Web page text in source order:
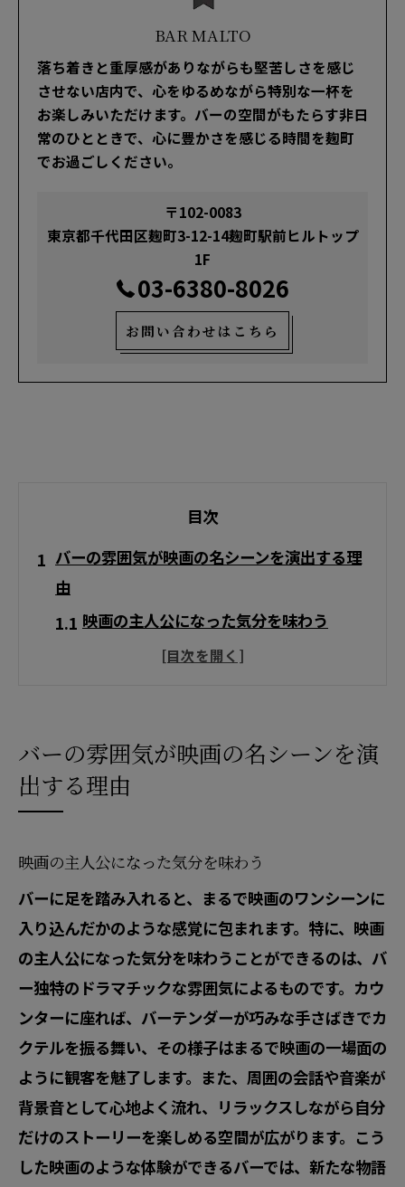
BAR MALTO
落ち着きと重厚感がありながらも堅苦しさを感じ
させない店内で、心をゆるめながら特別な一杯を
お楽しみいただけます。バーの空間がもたらす非日
常のひとときで、心に豊かさを感じる時間を麹町
でお過ごしください。
〒102-0083
東京都千代田区麹町3-12-14麹町駅前ヒルトップ
1F
03-6380-8026
お問い合わせはこちら
目次
バーの雰囲気が映画の名シーンを演出する理
由
映画の主人公になった気分を味わう
照明とインテリアが物語を引き立てる
映画のようなスタッフのもてなし
訪れる人々が織り成すドラマ
クラシックカクテルが織り成すストーリ
オリジナルカクテルの裏に隠された物語
映画にインスパイアされたドリンク
カクテル一杯で体験する映画のワンシー
ン
カクテルを通じて出会う新たな世界
バーテンダーの技術が光る一瞬
バーで心をリセットして新たな物語を始める
日常からのリセットを促すひととき
新しいアイディアが生まれる静かな時間
バーの雰囲気が映画の名シーンを演
出する理由
映画の主人公になった気分を味わう
バーに足を踏み入れると、まるで映画のワンシーンに
入り込んだかのような感覚に包まれます。特に、映画
の主人公になった気分を味わうことができるのは、バ
ー独特のドラマチックな雰囲気によるものです。カウ
ンターに座れば、バーテンダーが巧みな手さばきでカ
クテルを振る舞い、その様子はまるで映画の一場面の
ように観客を魅了します。また、周囲の会話や音楽が
背景音として心地よく流れ、リラックスしながら自分
だけのストーリーを楽しめる空間が広がります。こう
した映画のような体験ができるバーでは、新たな物語